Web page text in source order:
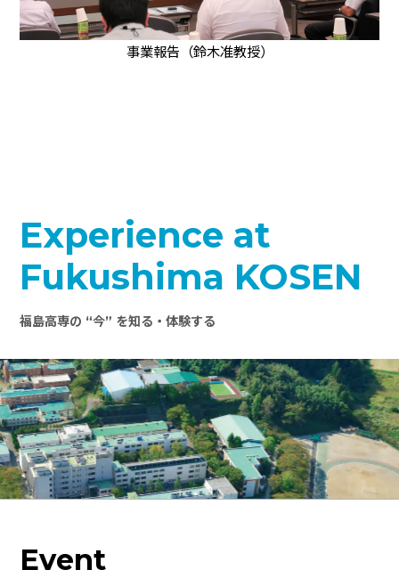
事業報告（鈴木准教授）
Experience at
Fukushima KOSEN
福島高専の “今” を知る・体験する
Event